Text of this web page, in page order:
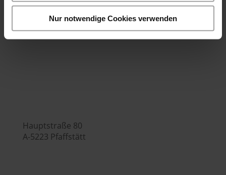
Nur notwendige Cookies verwenden
Bürozeiten:
Mo.-Fr. 7:00 - 16:00 Uhr
Hauptstraße 80
A-5223 Pfaffstätt